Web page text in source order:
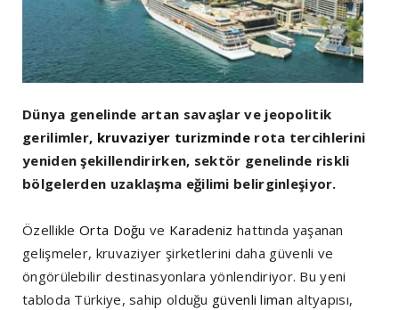
Dünya genelinde artan savaşlar ve jeopolitik
gerilimler, kruvaziyer turizminderota tercihlerini
yeniden şekillendirirken, sektör genelinde riskli
bölgelerden uzaklaşma eğilimi belirginleşiyor.
Özellikle Orta Doğu ve Karadeniz hattında yaşanan
gelişmeler, kruvaziyer şirketlerini daha güvenli ve
öngörülebilir destinasyonlara yönlendiriyor. Bu yeni
tabloda Türkiye, sahip olduğu güvenli liman altyapısı,